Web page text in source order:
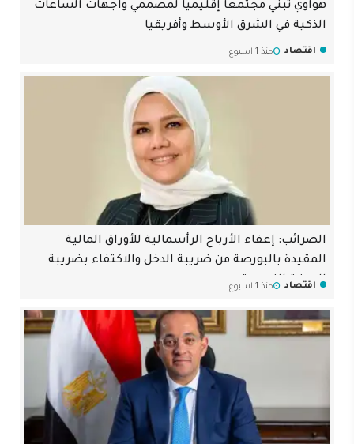
هواوي تبني مجتمعا إقليميا لمصممي واجهات الساعات
الذكية في الشرق الأوسط وأفريقيا
اقتصاد منذ 1 اسبوع
الضرائب: إعفاء الأرباح الرأسمالية للأوراق المالية
المقيدة بالبورصة من ضريبة الدخل والاكتفاء بضريبة
الدمغة النسبية
اقتصاد منذ 1 اسبوع